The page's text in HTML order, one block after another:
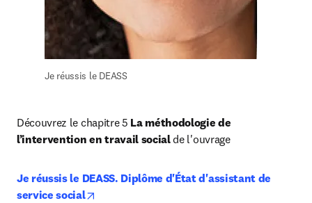
Je réussis le DEASS
Découvrez le chapitre 5 La méthodologie de
l’intervention en travail social de l'ouvrage
Je réussis le DEASS. Diplôme d'État d'assistant de
service social